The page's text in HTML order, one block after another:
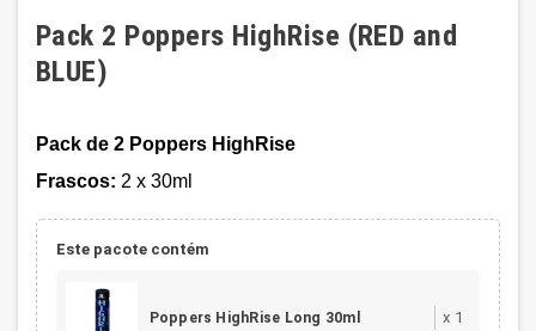
Pack 2 Poppers HighRise (RED and
BLUE)
Pack de 2 Poppers HighRise
Frascos: 2 x 30ml
Este pacote contém
Poppers HighRise Long 30ml x 1